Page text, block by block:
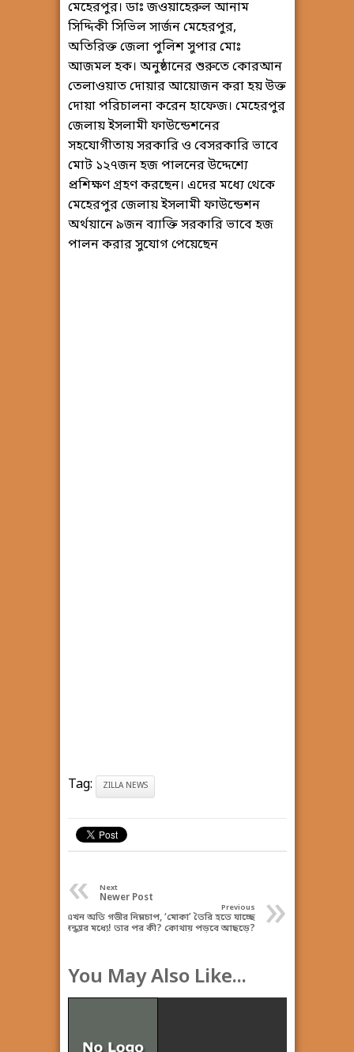
মেহেরপুর। ডাঃ জওয়াহেরুল আনাম
সিদ্দিকী সিভিল সার্জন মেহেরপুর,
অতিরিক্ত জেলা পুলিশ সুপার মোঃ
আজমল হক। অনুষ্ঠানের শুরুতে কোরআন
তেলাওয়াত দোয়ার আয়োজন করা হয় উক্ত
দোয়া পরিচালনা করেন হাফেজ। মেহেরপুর
জেলায় ইসলামী ফাউন্ডেশনের
সহযোগীতায় সরকারি ও বেসরকারি ভাবে
মোট ১২৭জন হজ পালনের উদ্দেশ্যে
প্রশিক্ষণ গ্রহণ করছেন। এদের মধ্যে থেকে
মেহেরপুর জেলায় ইসলামী ফাউন্ডেশন
অর্থয়ানে ৯জন ব্যাক্তি সরকারি ভাবে হজ
পালন করার সুযোগ পেয়েছেন
Tag: ZILLA NEWS
« Next
Newer Post »
Previous
এখন অতি গভীর নিম্নচাপ, ‘মোকা’ তৈরি হতে যাচ্ছে
সন্ধ্যার মধ্যে! তার পর কী? কোথায় পড়বে আছড়ে?
You May Also Like...